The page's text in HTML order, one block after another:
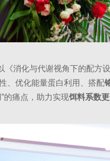
消化与代谢视角下的配方
、优化能量蛋白利用、搭配
的痛点，助力实现饵料系数